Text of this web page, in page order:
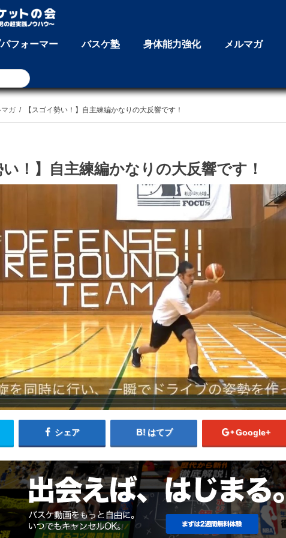
パフォーマー バスケ塾 身体能力強化 メルマガ
マガ 【スゴイ勢い！】自主練編かなりの大反響です！
い！】自主練編かなりの大反響です！
シェア はてブ Google+